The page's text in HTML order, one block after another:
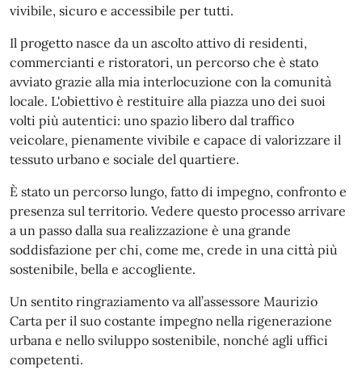
vivibile, sicuro e accessibile per tutti.
Il progetto nasce da un ascolto attivo di residenti,
commercianti e ristoratori, un percorso che è stato
avviato grazie alla mia interlocuzione con la comunità
locale. L'obiettivo è restituire alla piazza uno dei suoi
volti più autentici: uno spazio libero dal traffico
veicolare, pienamente vivibile e capace di valorizzare il
tessuto urbano e sociale del quartiere.
È stato un percorso lungo, fatto di impegno, confronto e
presenza sul territorio. Vedere questo processo arrivare
a un passo dalla sua realizzazione è una grande
soddisfazione per chi, come me, crede in una città più
sostenibile, bella e accogliente.
Un sentito ringraziamento va all’assessore Maurizio
Carta per il suo costante impegno nella rigenerazione
urbana e nello sviluppo sostenibile, nonché agli uffici
competenti.